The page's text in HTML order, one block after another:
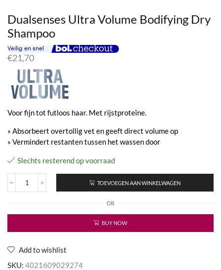
Dualsenses Ultra Volume Bodifying Dry
Shampoo
€21,70
Voor fijn tot futloos haar. Met rijstproteïne.
» Absorbeert overtollig vet en geeft direct volume op
» Vermindert restanten tussen het wassen door
Slechts resterend op voorraad
Dualsenses
Bodifying
Shampoo
TOEVOEGEN AAN WINKELWAGEN
OR
BUY NOW
Add to wishlist
SKU: 4021609029274